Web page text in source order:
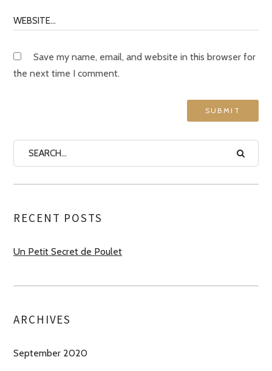
Save my name, email, and website in this browser for
the next time I comment.
RECENT POSTS
Un Petit Secret de Poulet
ARCHIVES
September 2020